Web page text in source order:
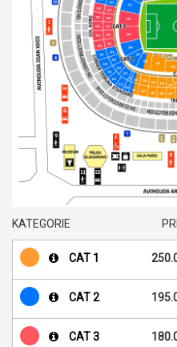
KATEGORIE
CAT 1
CAT 2
CAT 3